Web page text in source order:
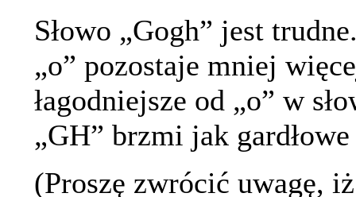
Słowo „Gogh” jest
„o” pozostaje mniej
łagodniejsze od „o” w
„GH” brzmi jak
(Proszę zwrócić uwagę,